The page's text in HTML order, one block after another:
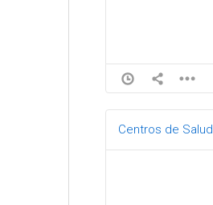
Centros de Salud